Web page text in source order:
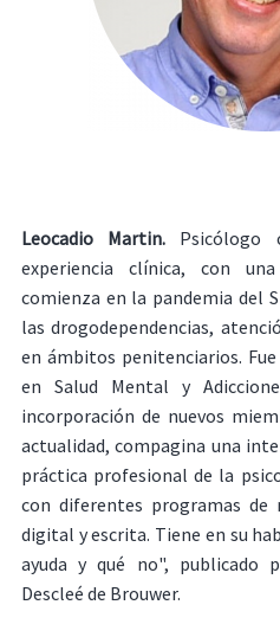
Leocadio Martin. Psicólogo
experiencia clínica, con
comienza en la pandemia del
las drogodependencias,
en ámbitos penitenciarios.
en Salud Mental y
incorporación de nuevos
actualidad, compagina una
práctica profesional de la
con diferentes programas de
digital y escrita. Tiene en su
ayuda y qué no", publicado
Descleé de Brouwer.